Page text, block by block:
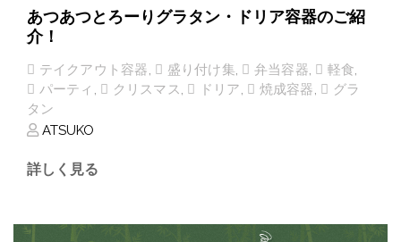
あつあつとろーりグラタン・ドリア容器のご紹
介！
テイクアウト容器, 盛り付け集, 弁当容器, 軽食,
パーティ , クリスマス, ドリア, 焼成容器,
グラ
タン
ATSUKO
詳しく見る